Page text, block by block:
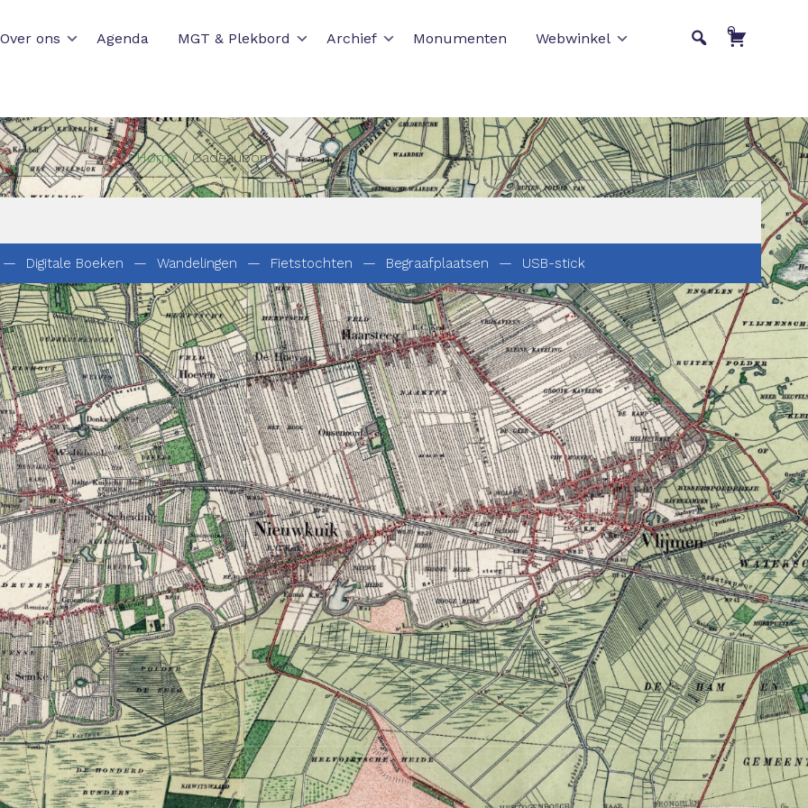
Over ons Agenda MGT & Plekbord Archief Monumenten Webwinkel 0
Home/ Cadeaubon
— Digitale Boeken — Wandelingen — Fietstochten — Begraafplaatsen — USB-stick